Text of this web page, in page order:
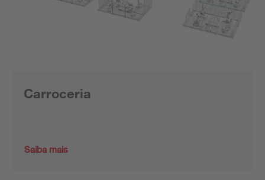
Carroceria
Saiba mais